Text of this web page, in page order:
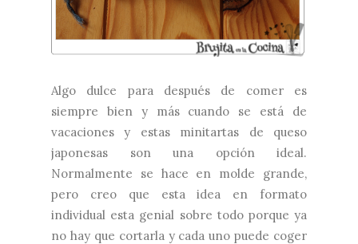
Algo dulce para después de comer es
siempre bien y más cuando se está de
vacaciones y estas minitartas de queso
japonesas son una opción ideal.
Normalmente se hace en molde grande,
pero creo que esta idea en formato
individual esta genial sobre todo porque ya
no hay que cortarla y cada uno puede coger